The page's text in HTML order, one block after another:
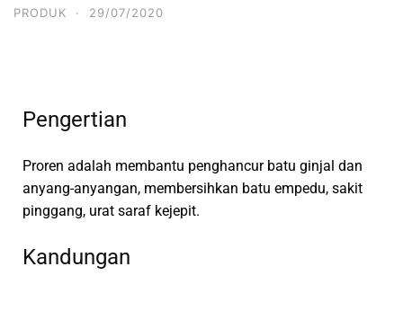
PRODUK · 29/07/2020
Pengertian
Proren adalah membantu penghancur batu ginjal dan
anyang-anyangan, membersihkan batu empedu, sakit
pinggang, urat saraf kejepit.
Kandungan